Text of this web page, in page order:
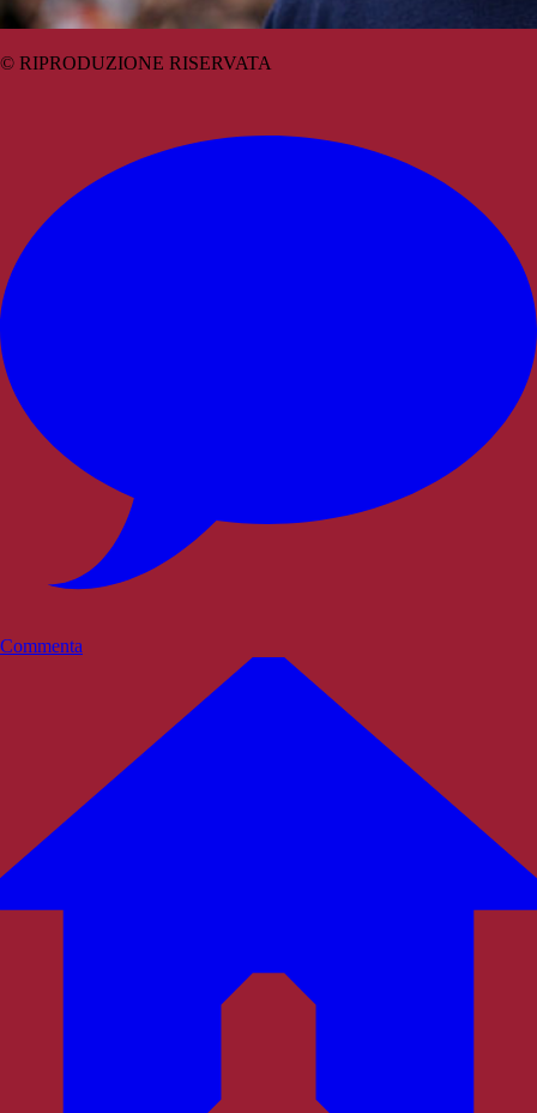
© RIPRODUZIONE RISERVATA
Commenta